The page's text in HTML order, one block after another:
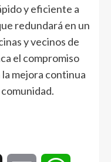
y eficiente a
redundará en un
y vecinos de
el compromiso
mejora continua